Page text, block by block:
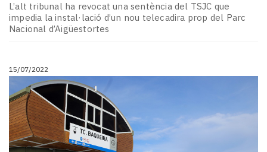
L’alt tribunal ha revocat una sentència del TSJC que
impedia la instal·lació d’un nou telecadira prop del Parc
Nacional d’Aigüestortes
15/07/2022